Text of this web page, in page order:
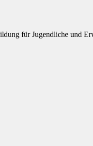
für Jugendliche und